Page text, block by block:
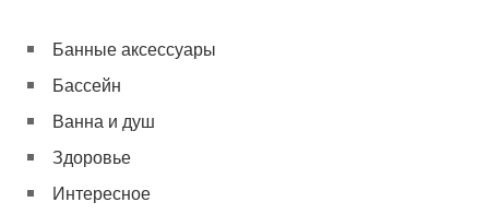
Банные аксессуары
Бассейн
Ванна и душ
Здоровье
Интересное